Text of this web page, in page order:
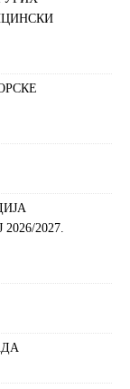
2027.